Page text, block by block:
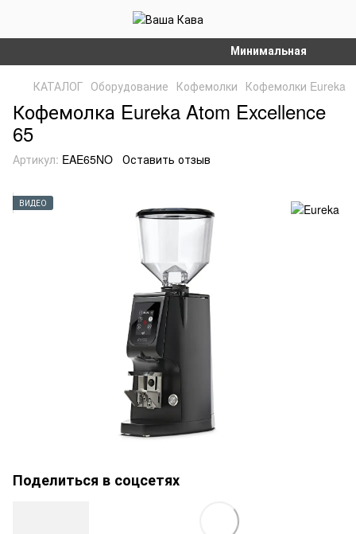
Минимальная сумма
КАТАЛОГ Оборудование Кофемолки Кофемолки Eureka
Кофемолка Eureka Atom Excellence
65
Артикул: EAE65NO Оставить отзыв
ВИДЕО
Поделиться в соцсетях